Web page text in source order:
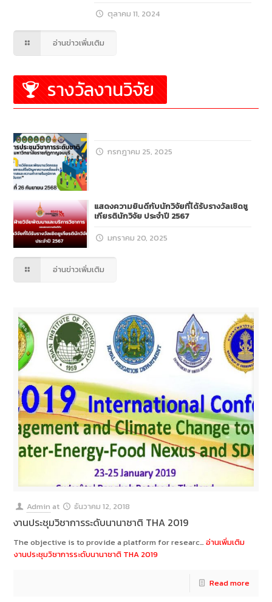
ตุลาคม 11, 2024
อ่านข่าวเพิ่มเติม
รางวัลงานวิจัย
กรกฎาคม 25, 2025
แสดงความยินดีกับนักวิจัยที่ได้รับรางวัลเชิดชู
เกียรตินักวิจัย ประจำปี 2567
มกราคม 20, 2025
อ่านข่าวเพิ่มเติม
Admin at ธันวาคม 12, 2018
งานประชุมวิชาการระดับนานาชาติ THA 2019
The objective is to provide a platform for researc…อ่านเพิ่มเติม
งานประชุมวิชาการระดับนานาชาติ THA 2019
Read more